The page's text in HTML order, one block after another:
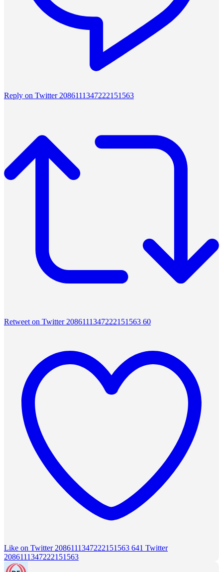
Reply on Twitter 2086111347222151563
Retweet on Twitter 2086111347222151563 60
Like on Twitter 2086111347222151563 641 Twitter
2086111347222151563